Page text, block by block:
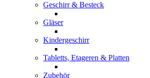
Geschirr & Besteck
Gläser
Kindergeschirr
Tabletts, Etageren & Platten
Zubehör